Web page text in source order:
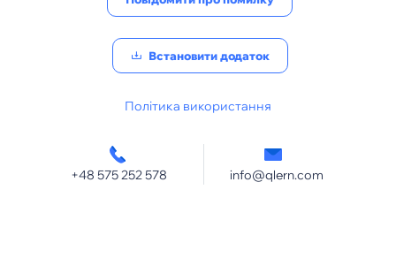
Встановити додаток
Політика використання
+48 575 252 578 info@qlern.com